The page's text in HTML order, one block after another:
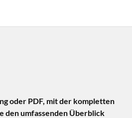
oder PDF, mit der kompletten
den umfassenden Überblick